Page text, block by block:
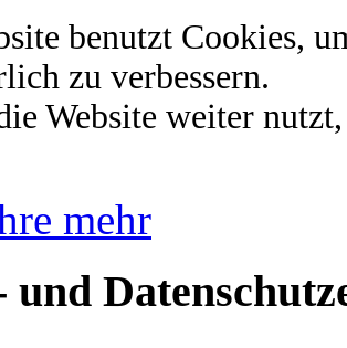
benutzt Cookies,
zu verbessern.
Website weiter
mehr
und